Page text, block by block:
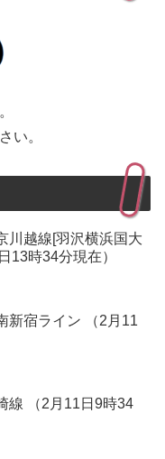
い。
川越線[羽沢横浜国大
13時34分現在）
新宿ライン （2月11
線 （2月11日9時34